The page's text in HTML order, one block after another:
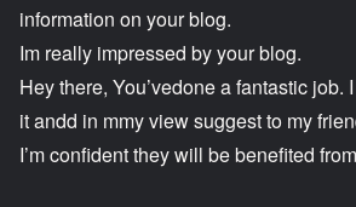
information on your blog.
Im really impressed by your blog.
Hey there, You’vedone a fantastic job.
it andd in mmy view suggest to my
I’m confident they will be benefited